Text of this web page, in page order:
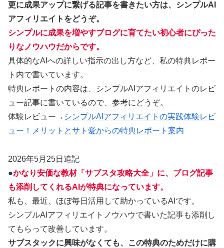
更に成果アップに繋げる記事を書きたい方は、シンプルAI
アフィリエイトをどうぞ。
シンプルに成果を増やすブログに育てたい初心者にぴった
りなノウハウだからです。
具体的なAIへの詳しい指示の出し方など、私の特典レポー
ト内で書いています。
特典レポートの内容は、シンプルAIアフィリエイトのレビ
ュー記事に書いているので、参考にどうぞ。
体験レビュー→ シンプルAIアフィリエイトの実践体験レビ
ュー！メリットとサト愛からの特典レポート案内
2026年5月25日追記
●かなり安価な教材「サブスタ攻略大全」に、ブログ記事
も添削してくれるAIが特典になっています。
私も、最近、ほぼ毎日活用して助かっているAIです。
シンプルAIアフィリエイトノウハウで書いた記事も添削し
てもらって改善しています。
サブスタックに興味がなくても、この特典のためだけに購